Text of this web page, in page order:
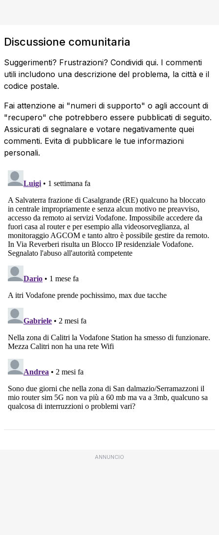
Discussione comunitaria
Suggerimenti? Frustrazioni? Condividi qui. I commenti
utili includono una descrizione del problema, la città e il
codice postale.
Fai attenzione ai "numeri di supporto" o agli account di
"recupero" che potrebbero essere pubblicati di seguito.
Assicurati di segnalare e votare negativamente quei
commenti. Evita di pubblicare le tue informazioni
personali.
ANNUNCIO